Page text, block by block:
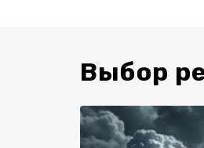
Выбор